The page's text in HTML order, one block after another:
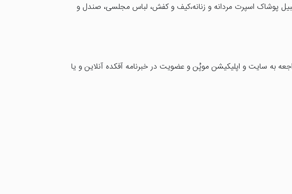
قبیل پوشاک اسپرت مردانه و زنانه،کیف و کفش، لباس مجلسی، صندل و
به سایت و اپلیکیشن موپُن و عضویت در خبرنامه آفکده آنلاین و یا